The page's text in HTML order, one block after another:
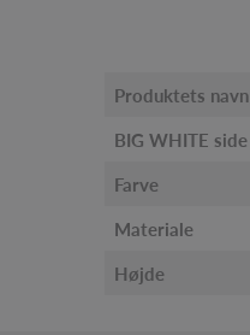
Produktets navn
BIG WHITE side
Farve
Materiale
Højde